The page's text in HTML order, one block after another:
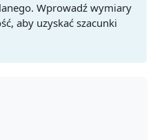
Wprowadź wymiary
aby uzyskać szacunki